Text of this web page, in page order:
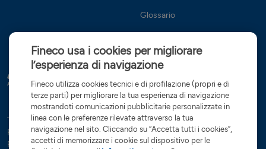
Glossario
Tutte le condizioni Trasparenza Reclami e ricorsi
Rapporti dormienti
Dati Societari
Servizi di investimento
Preferenze cookies
Governance
Fineco usa i cookies per migliorare
l’esperienza di navigazione
Fineco utilizza cookies tecnici e di profilazione (propri e di
terze parti) per migliorare la tua esperienza di navigazione
mostrandoti comunicazioni pubblicitarie personalizzate in
linea con le preferenze rilevate attraverso la tua
navigazione nel sito. Cliccando su “Accetta tutti i cookies”,
accetti di memorizzare i cookie sul dispositivo per le